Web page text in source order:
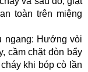
toàn trên miệng
ngang: Hướng vòi
cầm chặt đòn bẩy
khi bóp cò lần